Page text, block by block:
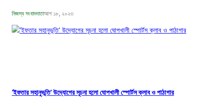
নিজস্ব সংবাদদাতাআগ ১৮, ২০২৩
‘ইফতার সহানুভূতি’ উদ্যোগের সূচনা হলো ঘোপখালী স্পোর্টস ক্লাব ও পাঠাগার